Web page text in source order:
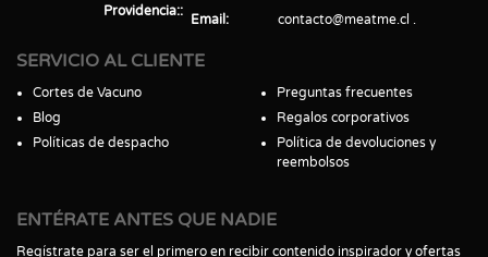
Providencia:
Email
contacto@meatme.cl
SERVICIO AL CLIENTE
Cortes de Vacuno
Blog
Políticas de despacho
Preguntas frecuentes
Regalos corporativos
Política de devoluciones y
reembolsos
ENTÉRATE ANTES QUE NADIE
Regístrate para ser el primero en recibir contenido inspirador y ofertas